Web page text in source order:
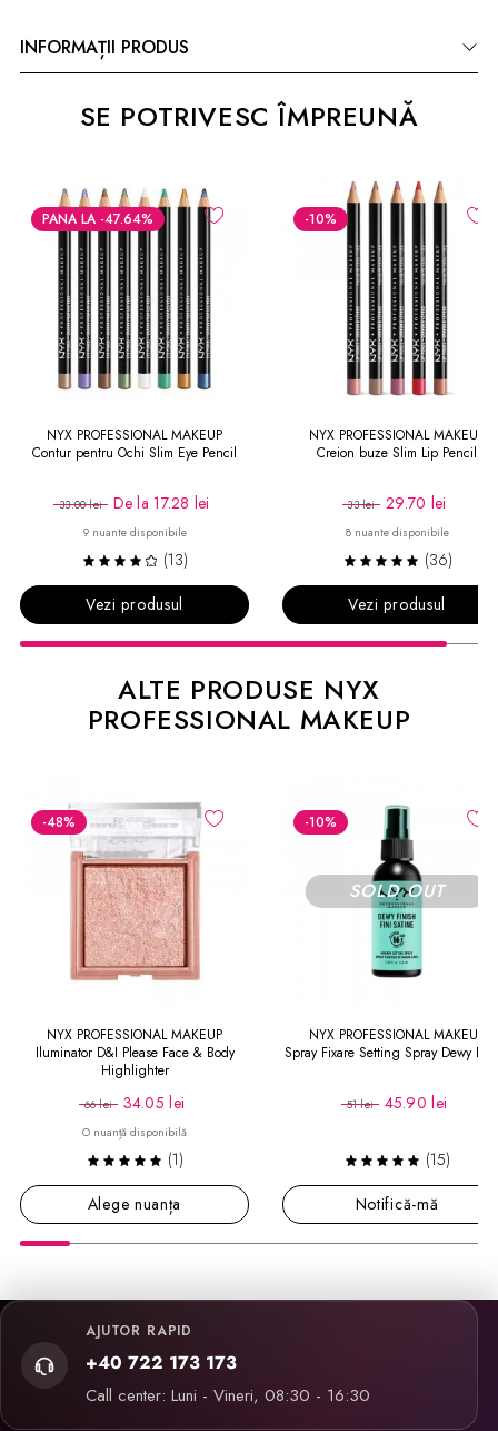
INFORMAȚII PRODUS
SE POTRIVESC ÎMPREUNĂ
PANA LA -47.64%
NYX PROFESSIONAL MAKEUP
Contur pentru Ochi Slim Eye Pencil
33.00 lei De la17.28 lei
9 nuante disponibile
(13)
Vezi produsul
-10%
NYX PROFESSIONAL MAKEUP
Creion buze Slim Lip Pencil
33 lei 29.70 lei
8 nuante disponibile
(36)
Vezi produsul
ALTE PRODUSE NYX
PROFESSIONAL MAKEUP
-48%
NYX PROFESSIONAL MAKEUP
Iluminator D&I Please Face & Body
Highlighter
66 lei 34.05 lei
O nuanță disponibilă
(1)
Alege nuanța
-10%
NYX PROFESSIONAL MAKEUP
Spray Fixare Setting Spray Dewy
51 lei 45.90 lei
(15)
Notifică-mă
AJUTOR RAPID
+40 722 173 173
Call center: Luni - Vineri, 08:30 - 16:30